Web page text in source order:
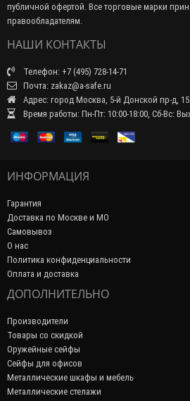
публичной офертой. Все торговые марки
правообладателям.
НАШИ КОНТАКТЫ
Телефон: +7 (495) 728-14-71
Почта: zakaz@a-safe.ru
Адрес: город Москва, 5-й Донской пр-д, 15
Время работы: Пн-Пт: 10:00-18:00, Сб-Вс:
ИНФОРМАЦИЯ
Гарантия
Доставка по Москве и МО
Самовывоз
О нас
Политика конфиденциальности
Оплата и доставка
ДОПОЛНИТЕЛЬНО
Производители
Товары со скидкой
Оружейные сейфы
Сейфы для офисов
Металлические шкафы и мебель
Металлические стелажи